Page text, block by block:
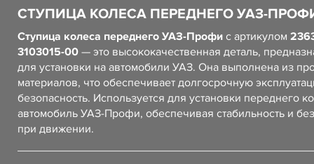
СТУПИЦА КОЛЕСА ПЕРЕДНЕГО УАЗ-
Ступица колеса переднего УАЗ-Профи с артикулом
3103015-00 — это высококачественная деталь,
для установки на автомобили УАЗ. Она выполнена из
материалов, что обеспечивает долгосрочную
безопасность. Используется для установки переднего
автомобиль УАЗ-Профи, обеспечивая стабильность и
при движении.